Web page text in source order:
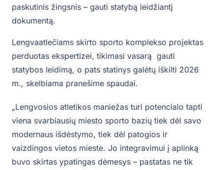
paskutinis žingsnis – gauti statybą leidžiantį
dokumentą.
Lengvaatlečiams skirto sporto komplekso projektas
perduotas ekspertizei, tikimasi vasarą gauti
statybos leidimą, o pats statinys galėtų iškilti 2026
m., skelbiama pranešime spaudai.
„Lengvosios atletikos maniežas turi potencialo tapti
viena svarbiausių miesto sporto bazių tiek dėl savo
modernaus išdėstymo, tiek dėl patogios ir
vaizdingos vietos mieste. Jo integravimui į aplinką
buvo skirtas ypatingas dėmesys – pastatas ne tik